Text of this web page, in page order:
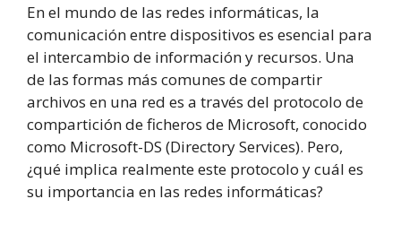
En el mundo de las redes informáticas, la
comunicación entre dispositivos es esencial para
el intercambio de información y recursos. Una
de las formas más comunes de compartir
archivos en una red es a través del protocolo de
compartición de ficheros de Microsoft, conocido
como Microsoft-DS (Directory Services). Pero,
¿qué implica realmente este protocolo y cuál es
su importancia en las redes informáticas?